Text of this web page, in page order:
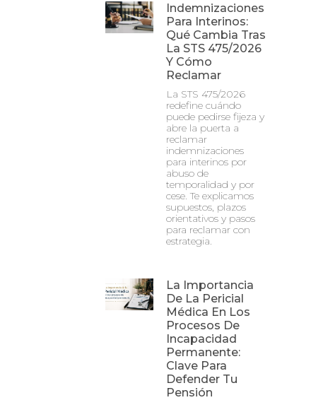
Indemnizaciones
Para Interinos:
Qué Cambia Tras
La STS 475/2026
Y Cómo
Reclamar
La STS 475/2026
redefine cuándo
puede pedirse fijeza y
abre la puerta a
reclamar
indemnizaciones
para interinos por
abuso de
temporalidad y por
cese. Te explicamos
supuestos, plazos
orientativos y pasos
para reclamar con
estrategia.
La Importancia
De La Pericial
Médica En Los
Procesos De
Incapacidad
Permanente:
Clave Para
Defender Tu
Pensión